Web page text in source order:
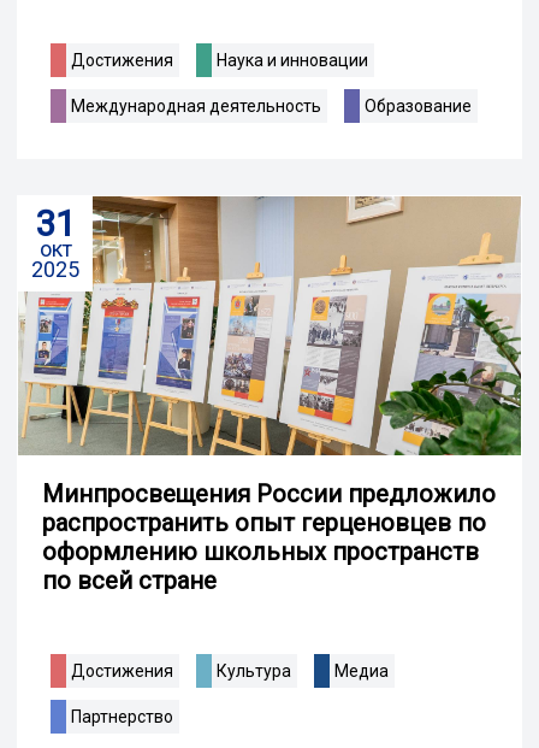
Достижения Наука и инновации
Международная деятельность Образование
31
окт
2025
Минпросвещения России предложило
распространить опыт герценовцев по
оформлению школьных пространств
по всей стране
Достижения Культура Медиа
Партнерство